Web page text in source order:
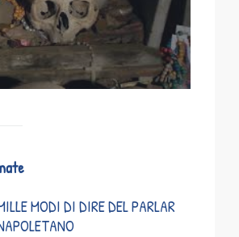
MODI DI DIRE DEL PARLAR